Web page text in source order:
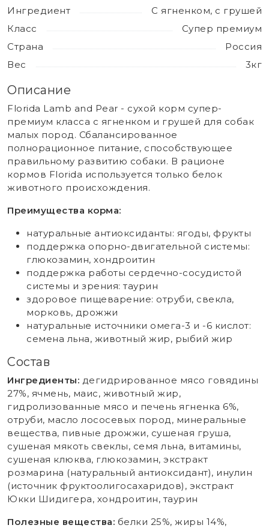
Ингредиент
С ягненком, с грушей
Класс
Супер премиум
Страна
Россия
Вес
3кг
Описание
Florida Lamb and Pear - сухой корм супер-
премиум класса с ягненком и грушей для собак
малых пород. Сбалансированное
полнорационное питание, способствующее
правильному развитию собаки. В рационе
кормов Florida используется только белок
животного происхождения.
Преимущества корма:
натуральные антиоксиданты: ягоды, фрукты
поддержка опорно-двигательной системы:
глюкозамин, хондроитин
поддержка работы сердечно-сосудистой
системы и зрения: таурин
здоровое пищеварение: отруби, свекла,
морковь, дрожжи
натуральные источники омега-3 и -6 кислот:
семена льна, животный жир, рыбий жир
Состав
Ингредиенты: дегидрированное мясо говядины
27%, ячмень, маис, животный жир,
гидролизованные мясо и печень ягненка 6%,
отруби, масло лососевых пород, минеральные
вещества, пивные дрожжи, сушеная груша,
сушеная мякоть свеклы, семя льна, витамины,
сушеная клюква, глюкозамин, экстракт
розмарина (натуральный антиоксидант), инулин
(источник фруктоолигосахаридов), экстракт
Юкки Шидигера, хондроитин, таурин
Полезные вещества: белки 25%, жиры 14%,